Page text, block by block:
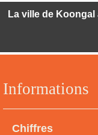
Informations
Chiffres
La ville de